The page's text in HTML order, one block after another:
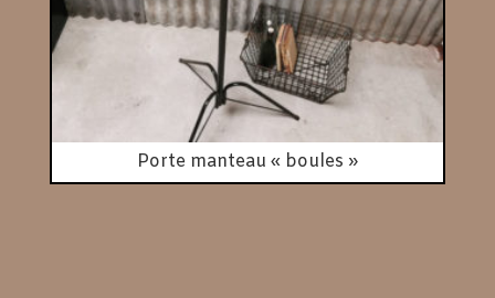
Porte manteau « boules »